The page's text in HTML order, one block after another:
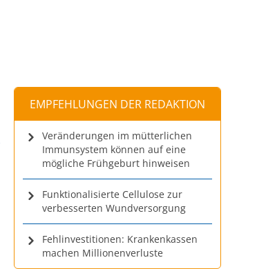
EMPFEHLUNGEN DER REDAKTION
Veränderungen im mütterlichen
Immunsystem können auf eine
mögliche Frühgeburt hinweisen
Funktionalisierte Cellulose zur
verbesserten Wundversorgung
Fehlinvestitionen: Krankenkassen
machen Millionenverluste